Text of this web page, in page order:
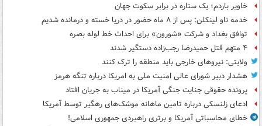
خاویر باردم؛ یک ستاره در برابر سکوت جهان
خدمه ناو لینکلن: پس از ۸ ماه حضور در دریا خسته و درمانده‌ شدیم
توافق بغداد و شرکت «شورون» برای احداث خط لوله بصره
۴ متهم قتل حمیدرضا رجب‌زاده دستگیر شدند
ولایتی: نیروهای خارجی باید منطقه را ترک کنند
هشدار دبیر شورای عالی امنیت ملی به امریکا درباره تنگه هرمز
پرونده حقوقی جنایت جنگی آمریکا در میناب به جریان افتاد
ادعای زلنسکی درباره تامین ماهانه موشک‌های رهگیر توسط آمریکا
خطای محاسباتی آمریکا و برتری راهبردی جمهوری اسلامی!